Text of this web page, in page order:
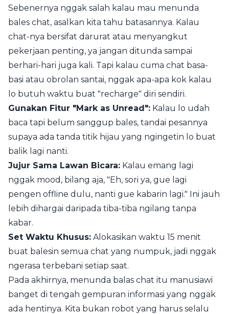
Sebenernya nggak salah kalau mau menunda
bales chat, asalkan kita tahu batasannya. Kalau
chat-nya bersifat darurat atau menyangkut
pekerjaan penting, ya jangan ditunda sampai
berhari-hari juga kali. Tapi kalau cuma chat basa-
basi atau obrolan santai, nggak apa-apa kok kalau
lo butuh waktu buat "recharge" diri sendiri.
Gunakan Fitur "Mark as Unread": Kalau lo udah
baca tapi belum sanggup bales, tandai pesannya
supaya ada tanda titik hijau yang ngingetin lo buat
balik lagi nanti.
Jujur Sama Lawan Bicara: Kalau emang lagi
nggak mood, bilang aja, "Eh, sori ya, gue lagi
pengen offline dulu, nanti gue kabarin lagi." Ini jauh
lebih dihargai daripada tiba-tiba ngilang tanpa
kabar.
Set Waktu Khusus: Alokasikan waktu 15 menit
buat balesin semua chat yang numpuk, jadi nggak
ngerasa terbebani setiap saat.
Pada akhirnya, menunda balas chat itu manusiawi
banget di tengah gempuran informasi yang nggak
ada hentinya. Kita bukan robot yang harus selalu